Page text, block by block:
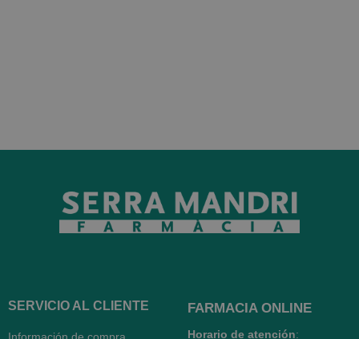
SERVICIO AL CLIENTE FARMACIA ONLINE
Horario de atención: